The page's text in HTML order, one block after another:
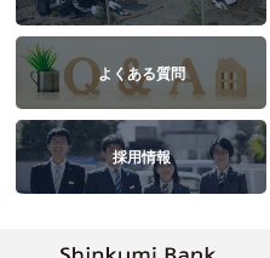
よくある質問
採用情報